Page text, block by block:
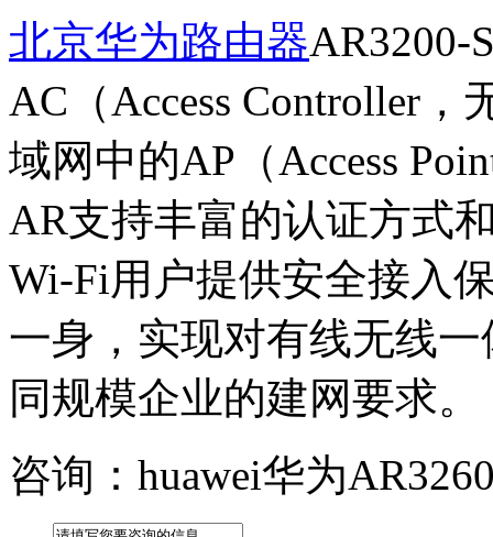
北京华为路由器AR3200-
AC（Access Controller
域网中的AP（Access
AR支持丰富的认证方式
Wi-Fi用户提供安全接入
一身，实现对有线无线
同规模企业的建网要求。
咨询：huawei华为